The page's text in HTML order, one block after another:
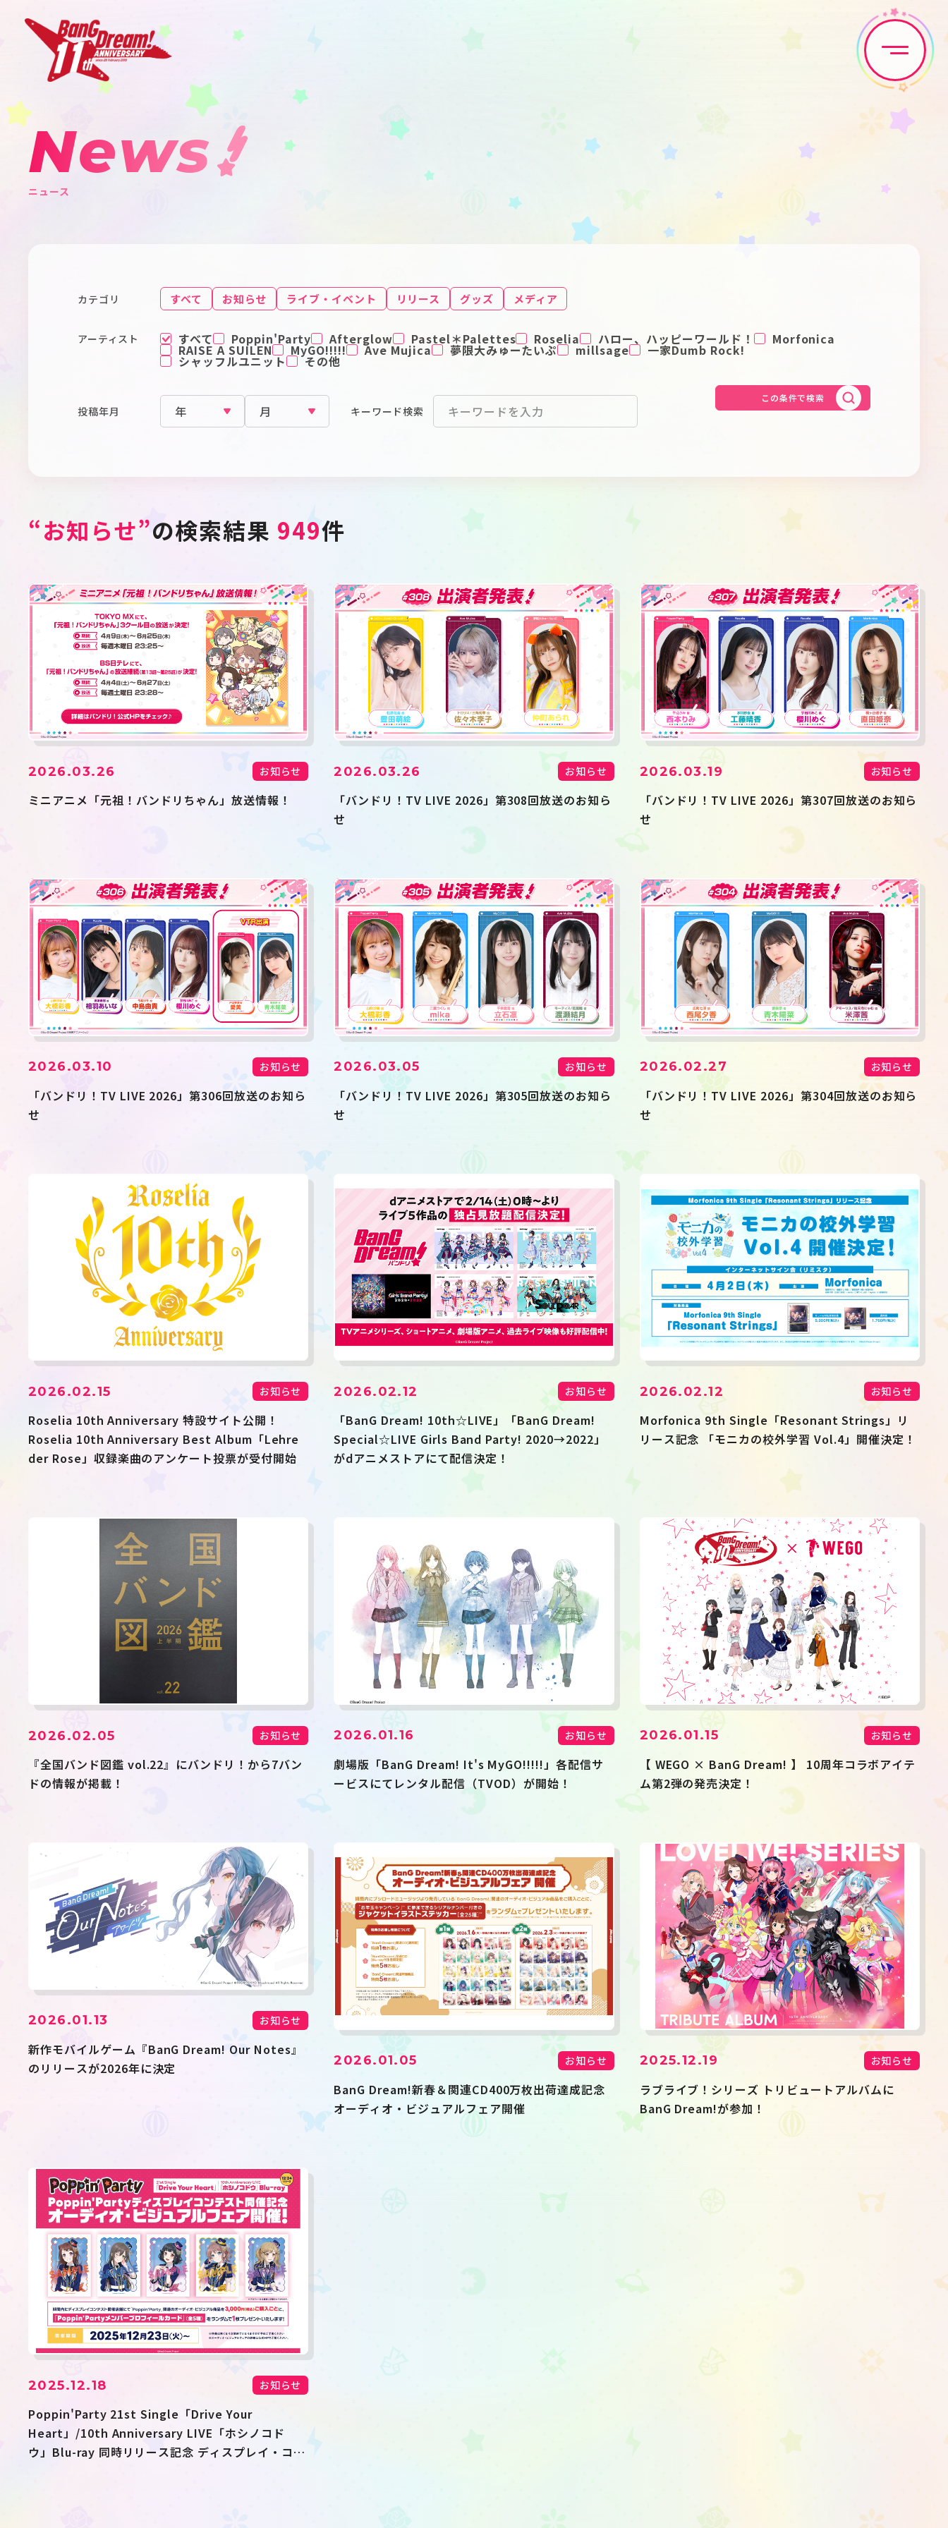
Discography
Anime
EN
News
ニュース
カテゴリ すべて お知らせ ライブ・イベント リリース グッズ メディア
アーティスト すべて Poppin'Party Afterglow Pastel＊Palettes Roselia ハロー、ハッピーワールド！ Morfonica
RAISE A SUILEN MyGO!!!!! Ave Mujica 夢限大みゅーたいぷ millsage 一家Dumb Rock!
シャッフルユニット その他
投稿年月 キーワード検索
この条件で検索
“お知らせ”の検索結果 949件
2026.03.26 お知らせ
ミニアニメ「元祖！バンドリちゃん」放送情報！
2026.03.26 お知らせ
「バンドリ！TV LIVE 2026」第308回放送のお知ら
せ
2026.03.19 お知らせ
「バンドリ！TV LIVE 2026」第307回放送のお知ら
せ
2026.03.10 お知らせ
「バンドリ！TV LIVE 2026」第306回放送のお知ら
せ
2026.03.05 お知らせ
「バンドリ！TV LIVE 2026」第305回放送のお知ら
せ
2026.02.27 お知らせ
「バンドリ！TV LIVE 2026」第304回放送のお知ら
せ
2026.02.15 お知らせ
Roselia 10th Anniversary 特設サイト公開！
Roselia 10th Anniversary Best Album「Lehre
der Rose」収録楽曲のアンケート投票が受付開始
2026.02.12 お知らせ
「BanG Dream! 10th☆LIVE」「BanG Dream!
Special☆LIVE Girls Band Party! 2020→2022」
がdアニメストアにて配信決定！
2026.02.12 お知らせ
Morfonica 9th Single「Resonant Strings」リ
リース記念 「モニカの校外学習 Vol.4」開催決定！
2026.02.05 お知らせ
『全国バンド図鑑 vol.22』にバンドリ！から7バン
ドの情報が掲載！
2026.01.16 お知らせ
劇場版「BanG Dream! It's MyGO!!!!!」各配信サ
ービスにてレンタル配信（TVOD）が開始！
2026.01.15 お知らせ
【 WEGO × BanG Dream! 】 10周年コラボアイテ
ム第2弾の発売決定！
2026.01.13 お知らせ
新作モバイルゲーム『BanG Dream! Our Notes』
のリリースが2026年に決定
2026.01.05 お知らせ
BanG Dream!新春＆関連CD400万枚出荷達成記念
オーディオ・ビジュアルフェア開催
2025.12.19 お知らせ
ラブライブ！シリーズ トリビュートアルバムに
BanG Dream!が参加！
2025.12.18 お知らせ
Poppin'Party 21st Single「Drive Your
Heart」/10th Anniversary LIVE「ホシノコド
ウ」Blu-ray 同時リリース記念 ディスプレイ・コン